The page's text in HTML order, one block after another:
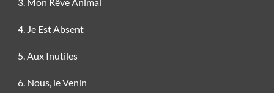
Je Est Absent
Aux Inutiles
Nous, le Venin